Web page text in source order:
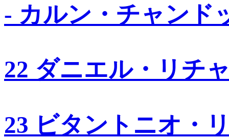
- カルン・チャンド
22 ダニエル・リチ
23 ビタントニオ・